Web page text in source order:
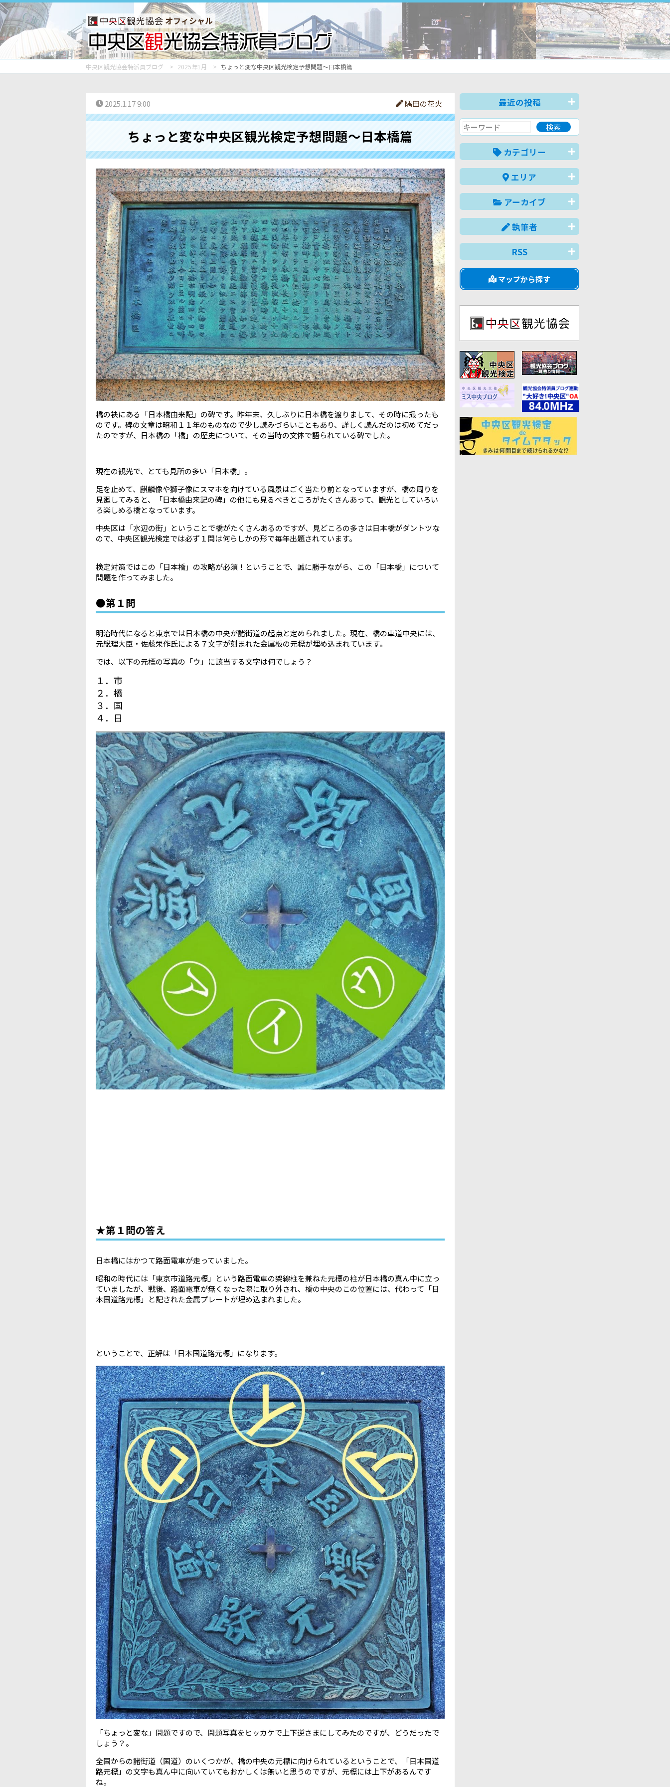
オフィシャル
中央区観光協会特派員ブログ 2025年1月 ちょっと変な中央区観光検定予想問題〜日本橋篇
2025.1.17 9:00 隅田の花火
ちょっと変な中央区観光検定予想問題〜日本橋篇
橋の袂にある「日本橋由来記」の碑です。昨年末、久しぶりに日本橋を渡りまして、その時に撮ったも
のです。碑の文章は昭和１１年のものなので少し読みづらいこともあり、詳しく読んだのは初めてだっ
たのですが、日本橋の「橋」の歴史について、その当時の文体で語られている碑でした。
現在の観光で、とても見所の多い「日本橋」。
足を止めて、麒麟像や獅子像にスマホを向けている風景はごく当たり前となっていますが、橋の周りを
見廻してみると、「日本橋由来記の碑」の他にも見るべきところがたくさんあって、観光としていろい
ろ楽しめる橋となっています。
中央区は「水辺の街」ということで橋がたくさんあるのですが、見どころの多さは日本橋がダントツな
ので、中央区観光検定では必ず１問は何らしかの形で毎年出題されています。
検定対策ではこの「日本橋」の攻略が必須！ということで、誠に勝手ながら、この「日本橋」について
問題を作ってみました。
●第１問
明治時代になると東京では日本橋の中央が諸街道の起点と定められました。現在、橋の車道中央には、
元総理大臣・佐藤栄作氏による７文字が刻まれた金属板の元標が埋め込まれています。
では、以下の元標の写真の「ウ」に該当する文字は何でしょう？
１．市
２．橋
３．国
４．日
★第１問の答え
日本橋にはかつて路面電車が走っていました。
昭和の時代には「東京市道路元標」という路面電車の架線柱を兼ねた元標の柱が日本橋の真ん中に立っ
ていましたが、戦後、路面電車が無くなった際に取り外され、橋の中央のこの位置には、代わって「日
本国道路元標」と記された金属プレートが埋め込まれました。
ということで、正解は「日本国道路元標」になります。
「ちょっと変な」問題ですので、問題写真をヒッカケで上下逆さまにしてみたのですが、どうだったで
しょう？。
全国からの諸街道（国道）のいくつかが、橋の中央の元標に向けられているということで、「日本国道
路元標」の文字も真ん中に向いていてもおかしくは無いと思うのですが、元標には上下があるんです
ね。
最近の投稿
カテゴリー
エリア
アーカイブ
執筆者
RSS
マップから探す